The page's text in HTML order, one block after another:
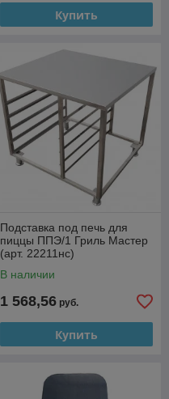
Купить
Подставка под печь для
пиццы ППЭ/1 Гриль Мастер
(арт. 22211нс)
В наличии
1 568,56 руб.
Купить